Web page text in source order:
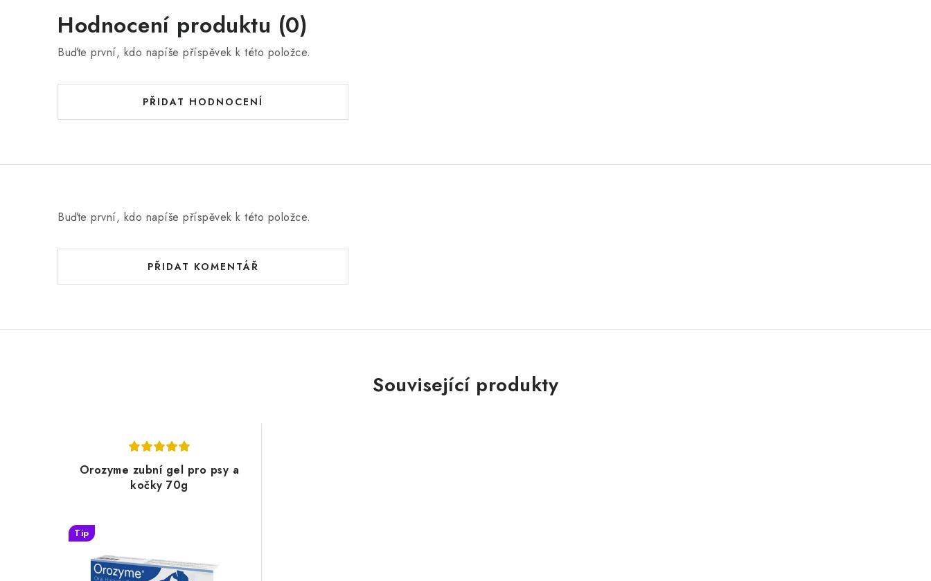
Hodnocení produktu (0)
Buďte první, kdo napíše příspěvek k této položce.
PŘIDAT HODNOCENÍ
Buďte první, kdo napíše příspěvek k této položce.
PŘIDAT KOMENTÁŘ
Související produkty
Orozyme zubní gel pro psy a
kočky 70g
Tip